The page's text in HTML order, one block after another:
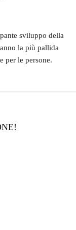
sviluppo della
la più pallida
per le persone.